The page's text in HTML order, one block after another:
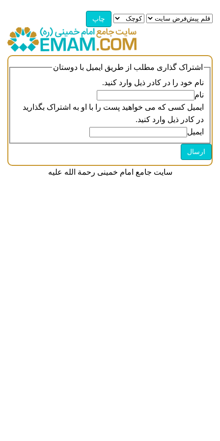
اشتراک گذاری مطلب از طریق ایمیل با دوستان
نام خود را در کادر ذیل وارد کنید.
نام
ایمیل کسی که می خواهید پست را با او به اشتراک بگذارید
در کادر ذیل وارد کنید.
ایمیل
سایت جامع امام خمینی رحمة الله علیه